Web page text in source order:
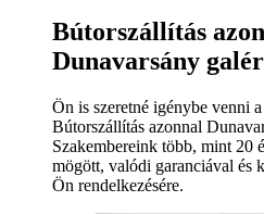
Bútorszállítás
Dunavarsány
Ön is szeretné igénybe venni
Bútorszállítás azonnal
Szakembereink több, mint 20
mögött, valódi garanciával és
Ön rendelkezésére.